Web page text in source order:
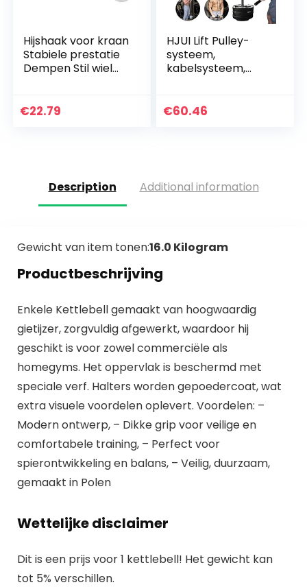
Hijshaak voor kraan
Stabiele prestatie
Dempen Stil wiel
fitnessapparatuur
€22.79
HJUI Lift Pulley-
systeem,
kabelsysteem,
fitnessapparaten,
€60.46
Description Additional information
Gewicht van item tonen:16.0 Kilogram
Productbeschrijving
Enkele Kettlebell gemaakt van hoogwaardig
gietijzer, zorgvuldig afgewerkt, waardoor hij
geschikt is voor zowel commerciële als
homegyms. Het oppervlak is beschermd met
speciale verf. Halters worden gepoedercoat, wat
extra visuele voordelen oplevert. Voordelen: –
Modern ontwerp, – Dikke grip voor veilige en
comfortabele training, – Perfect voor
spierontwikkeling en balans, – Veilig, duurzaam,
gemaakt in Polen
Wettelijke disclaimer
Dit is een prijs voor 1 kettlebell! Het gewicht kan
tot 5% verschillen.